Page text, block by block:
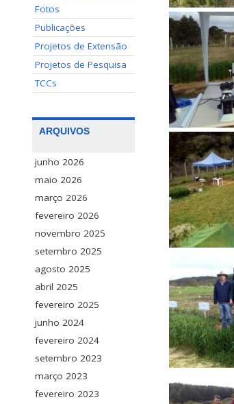
Fotos
Publicações
Projetos de Extensão
Projetos de Pesquisa
TCCs
ARQUIVOS
junho 2026
maio 2026
março 2026
fevereiro 2026
novembro 2025
setembro 2025
agosto 2025
abril 2025
fevereiro 2025
junho 2024
fevereiro 2024
setembro 2023
março 2023
fevereiro 2023